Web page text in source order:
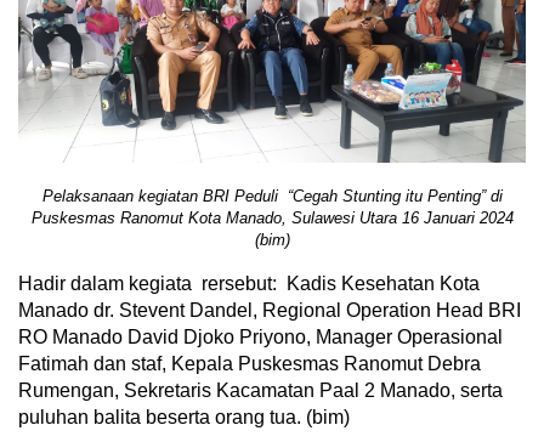
Pelaksanaan kegiatan BRI Peduli “Cegah Stunting itu Penting” di
Puskesmas Ranomut Kota Manado, Sulawesi Utara 16 Januari 2024
(bim)
Hadir dalam kegiata rersebut: Kadis Kesehatan Kota
Manado dr. Stevent Dandel, Regional Operation Head BRI
RO Manado David Djoko Priyono, Manager Operasional
Fatimah dan staf, Kepala Puskesmas Ranomut Debra
Rumengan, Sekretaris Kacamatan Paal 2 Manado, serta
puluhan balita beserta orang tua. (bim)